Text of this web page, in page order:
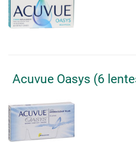
Acuvue Oasys (6